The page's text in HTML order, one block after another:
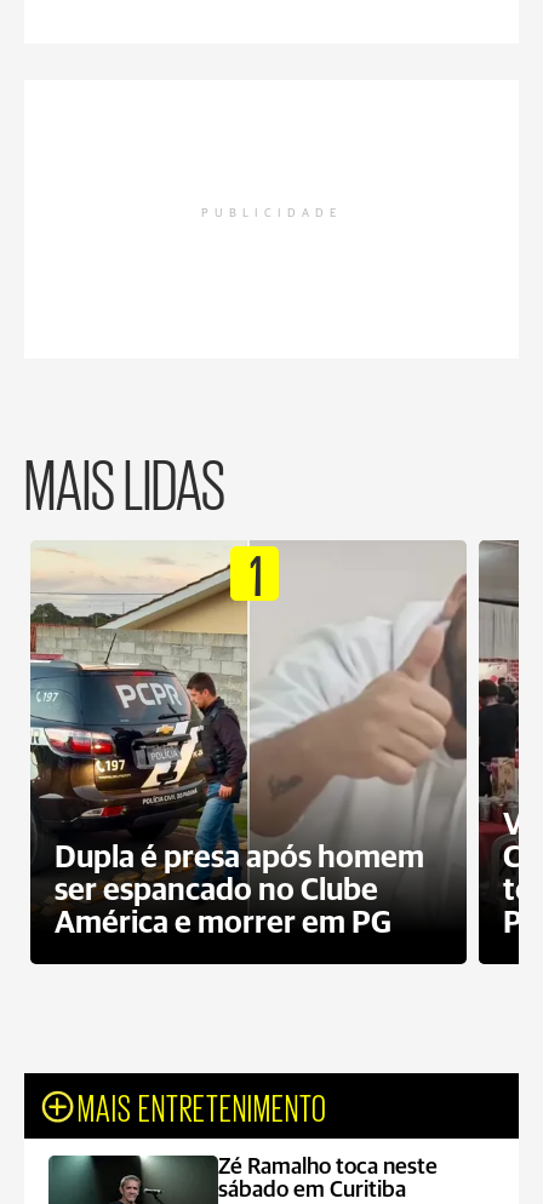
PUBLICIDADE
MAIS LIDAS
1
Dupla é presa após homem
ser espancado no Clube
América e morrer em PG
PG
MAIS ENTRETENIMENTO
Zé Ramalho toca neste
sábado em Curitiba